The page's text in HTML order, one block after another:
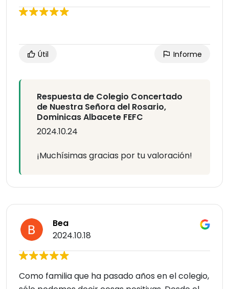
Útil Informe
Respuesta de Colegio Concertado
de Nuestra Señora del Rosario,
Dominicas Albacete FEFC
2024.10.24
¡Muchísimas gracias por tu valoración!
Bea
2024.10.18
Como familia que ha pasado años en el colegio,